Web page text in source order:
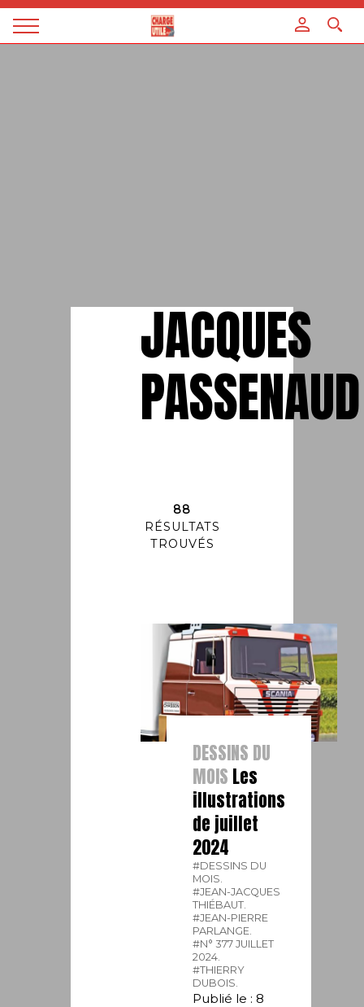
Magazine
JACQUES
PASSENAUD
88
RÉSULTATS
TROUVÉS
DESSINS DU
MOIS Les
illustrations
de juillet
2024
#DESSINS DU
MOIS.
#JEAN-JACQUES
THIÉBAUT.
#JEAN-PIERRE
PARLANGE.
#N° 377 JUILLET
2024.
#THIERRY
DUBOIS.
Publié le : 8
Panneau de gestion des cookies